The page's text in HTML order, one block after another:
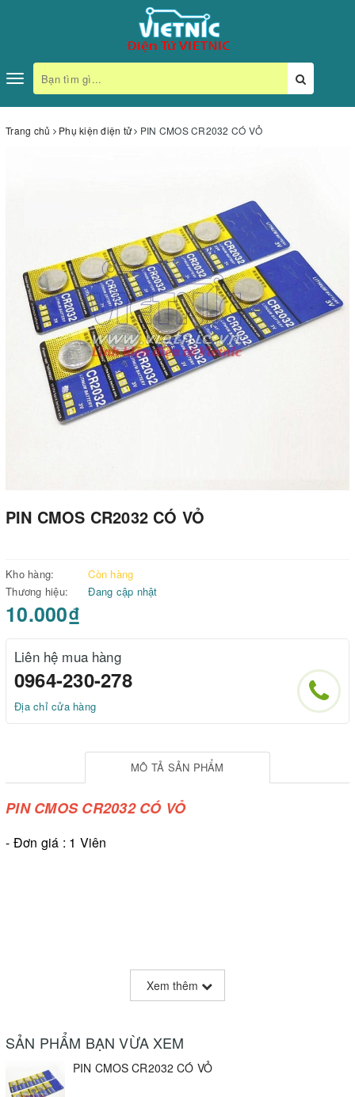
Toggle
navigation
Trang chủ Phụ kiện điện tử PIN CMOS CR2032 CÓ VỎ
PIN CMOS CR2032 CÓ VỎ
Kho hàng:
Còn hàng
Thương hiệu:
Đang cập nhật
10.000₫
Liên hệ mua hàng
0964-230-278
Địa chỉ cửa hàng
MÔ TẢ SẢN PHẨM
PIN CMOS CR2032 CÓ VỎ
- Đơn giá : 1 Viên
Xem thêm
SẢN PHẨM BẠN VỪA XEM
PIN CMOS CR2032 CÓ VỎ